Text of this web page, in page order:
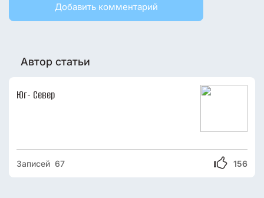
Добавить комментарий
Автор статьи
Юг- Север
156
Записей 67